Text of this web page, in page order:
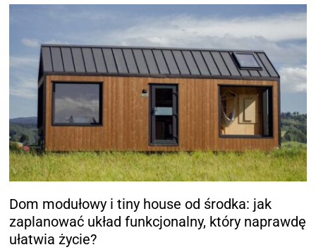
Dom modułowy i tiny house od środka: jak
zaplanować układ funkcjonalny, który naprawdę
ułatwia życie?